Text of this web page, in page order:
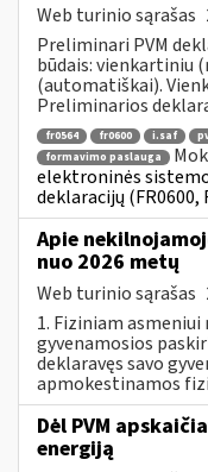
Web turinio sąrašas
Preliminari PVM
būdais: vienkartiniu
(automatiškai).
Preliminarios
fr0564 fr0600 i.saf
formavimo paslauga
elektroninės
deklaracijų (FR0600,
Apie
nuo 2026 metų
Web turinio sąrašas
1. Fiziniam
gyvenamosios
deklaravęs savo
apmokestinamos
Dėl PVM
energiją